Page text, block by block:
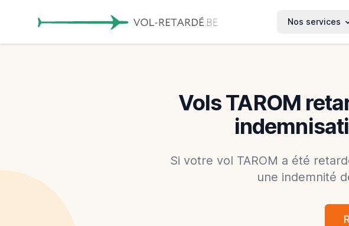
Nos services
Vols TAROM
Si votre vol TAROM a été
une indemnité